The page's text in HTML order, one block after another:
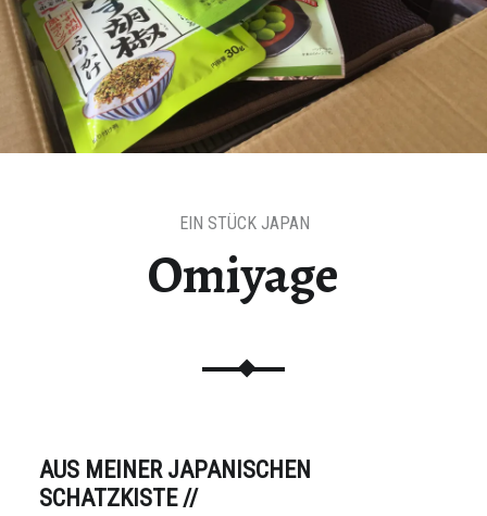
auf Bloglovin
Omiyage
EIN STÜCK JAPAN
AUS MEINER JAPANISCHEN
SCHATZKISTE //